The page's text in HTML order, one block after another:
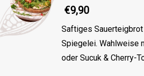
€9,90
Saftiges
Spiegelei. Wahlweise
oder Sucuk & Cherry-